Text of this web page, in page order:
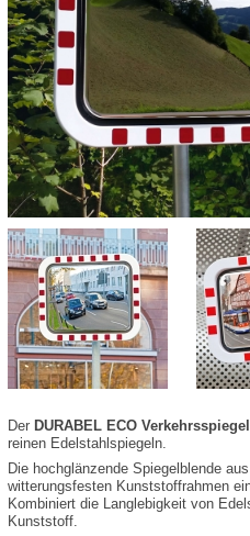
Der DURABEL ECO Verkehrsspiegel
reinen Edelstahlspiegeln.
Die hochglänzende Spiegelblende
witterungsfesten Kunststoffrahmen
Kombiniert die Langlebigkeit von
Kunststoff.